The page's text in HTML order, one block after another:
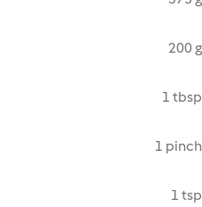
200 g
1 tbsp
1 pinch
1 tsp